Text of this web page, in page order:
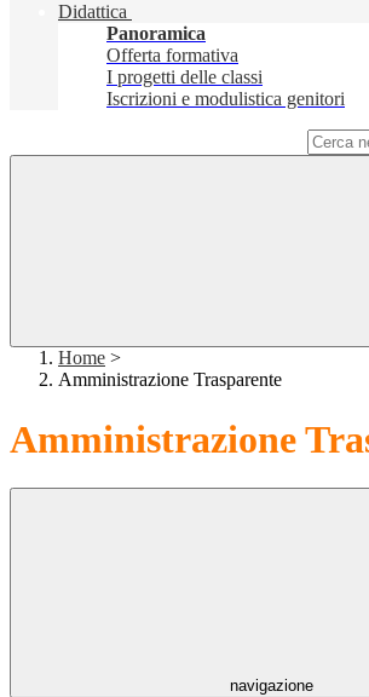
Didattica
Panoramica
Offerta formativa
I progetti delle classi
Iscrizioni e modulistica genitori
Home >
Amministrazione Trasparente
Amministrazione
navigazione